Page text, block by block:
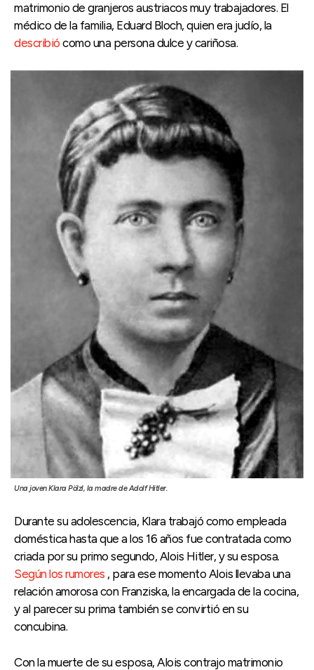
matrimonio de granjeros austriacos muy trabajadores. El
médico de la familia, Eduard Bloch, quien era judío, la
describió como una persona dulce y cariñosa.
Una joven Klara Pölzl, la madre de Adolf Hitler.
Durante su adolescencia, Klara trabajó como empleada
doméstica hasta que a los 16 años fue contratada como
criada por su primo segundo, Alois Hitler, y su esposa.
Según los rumores , para ese momento Alois llevaba una
relación amorosa con Franziska, la encargada de la cocina,
y al parecer su prima también se convirtió en su
concubina.
Con la muerte de su esposa, Alois contrajo matrimonio